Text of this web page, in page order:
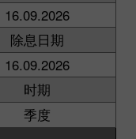
16.09.2026
除息日期
16.09.2026
时期
季度